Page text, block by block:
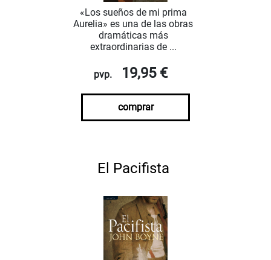
«Los sueños de mi prima
Aurelia» es una de las obras
dramáticas más
extraordinarias de ...
pvp. 19,95 €
comprar
El Pacifista